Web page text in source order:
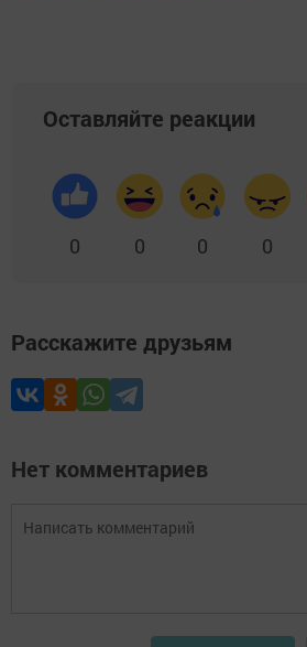
Оставляйте реакции
0 0 0 0
Расскажите друзьям
Нет комментариев